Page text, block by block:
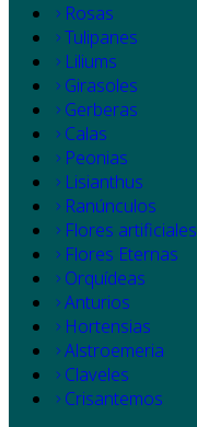
Rosas
Tulipanes
Liliums
Girasoles
Gerberas
Calas
Peonias
Lisianthus
Ranúnculos
Flores artificiales
Flores Eternas
Orquídeas
Anturios
Hortensias
Alstroemeria
Claveles
Crisantemos